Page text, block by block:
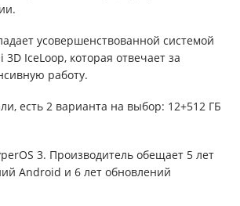
усовершенствованной системой
IceLoop, которая отвечает за
работу.
есть 2 варианта на выбор: 12+512 ГБ
3. Производитель обещает 5 лет
Android и 6 лет обновлений